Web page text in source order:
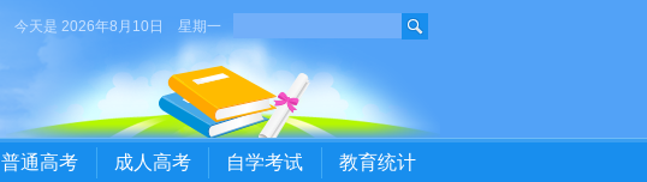
今天是 2026年8月10日 星期一
普通高考 成人高考 自学考试 教育统计